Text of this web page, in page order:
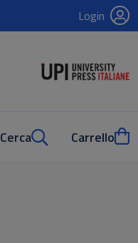
Login
Cerca Carrello